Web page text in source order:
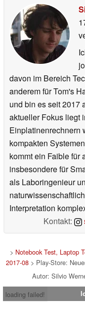
davon im Bereich
anderem für Tom's
und bin es seit 2017
aktueller Fokus liegt
Einplatinenrechnern
kompakten
kommt ein Faible für
insbesondere für
als Laboringenieur
Interpretation
Kontakt:
> Notebook Test, Laptop
2017-08> Play-Store:
Autor: Silvio
loading failed!